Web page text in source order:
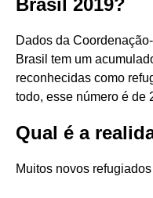
Brasil 2019?
Dados da
Brasil tem um
reconhecidas como
todo, esse número é de
Qual é a
Muitos novos refugiados